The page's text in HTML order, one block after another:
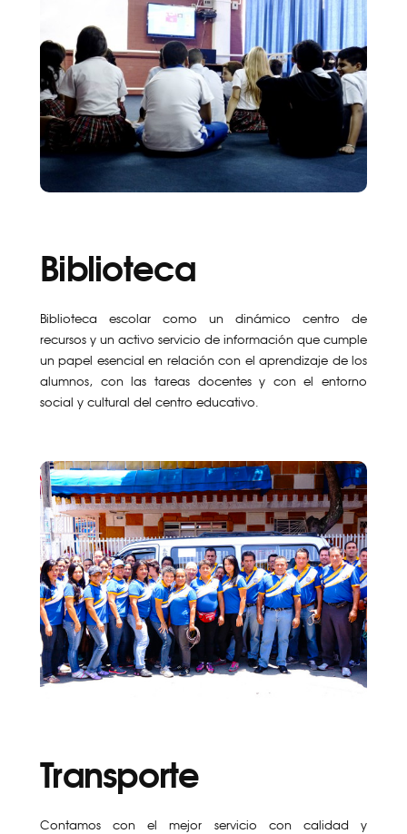
Biblioteca
Biblioteca escolar como un dinámico centro de
recursos y un activo servicio de información que cumple
un papel esencial en relación con el aprendizaje de los
alumnos, con las tareas docentes y con el entorno
social y cultural del centro educativo.
Transporte
Contamos con el mejor servicio con calidad y